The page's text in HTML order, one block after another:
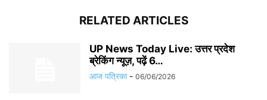
RELATED ARTICLES
UP News Today Live: उत्तर प्रदेश
ब्रेकिंग न्यूज़, पढ़ें 6…
आज पत्रिका - 06/06/2026